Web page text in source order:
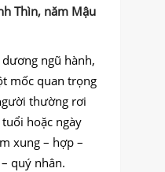
Thìn, năm Mậu
ngũ hành,
mốc quan trọng
thường rơi
hoặc ngày
xung – hợp –
quý nhân.